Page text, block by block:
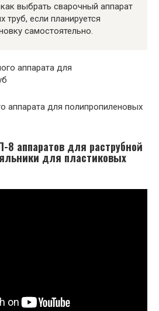
выбрать сварочный аппарат
если планируется
самостоятельно.
аппарата для полипропиленовых
8 аппаратов для раструбной
для пластиковых